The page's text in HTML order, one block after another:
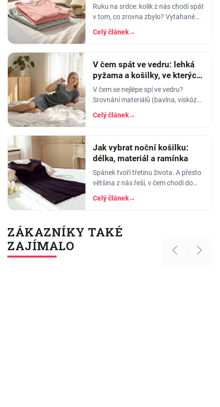
Ruku na srdce: kolik z nás chodí spát
v tom, co zrovna zbylo? Vytahané
tričko po manželovi, staré legíny,
jedna nohavice nahoře, druhá dole.
Celý článek→
V čem spát ve vedru: lehká
pyžama a košilky, ve kterých
se nezapaříte
V čem se nejlépe spí ve vedru?
Srovnání materiálů (bavlna, viskóza,
len, hedvábí) a tipy na lehká letní
pyžama a noční košilky, ve kterých
Celý článek→
Jak vybrat noční košilku:
délka, materiál a ramínka
Spánek tvoří třetinu života. A přesto
většina z nás řeší, v čem chodí do
práce, do divadla nebo na rande, ale
to, v čem stráví těch osm hodin…
Celý článek→
ZÁKAZNÍKY TAKÉ
ZAJÍMALO
Previous Next